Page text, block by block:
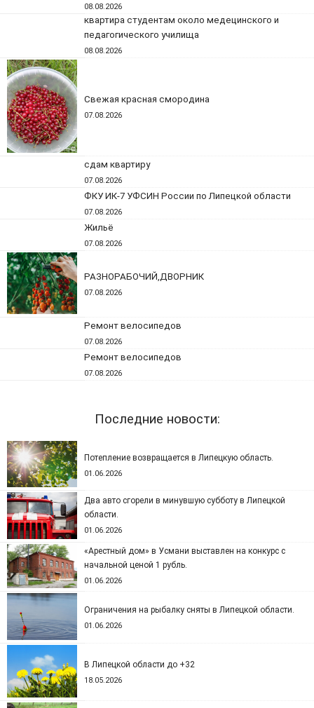
08.08.2026
квартира студентам около медецинского и
педагогического училища
08.08.2026
Свежая красная смородина
07.08.2026
сдам квартиру
07.08.2026
ФКУ ИК-7 УФСИН России по Липецкой области
07.08.2026
Жильё
07.08.2026
РАЗНОРАБОЧИЙ,ДВОРНИК
07.08.2026
Ремонт велосипедов
07.08.2026
Ремонт велосипедов
07.08.2026
Последние новости:
Потепление возвращается в Липецкую область.
01.06.2026
Два авто сгорели в минувшую субботу в Липецкой
области.
01.06.2026
«Арестный дом» в Усмани выставлен на конкурс с
начальной ценой 1 рубль.
01.06.2026
Ограничения на рыбалку сняты в Липецкой области.
01.06.2026
В Липецкой области до +32
18.05.2026